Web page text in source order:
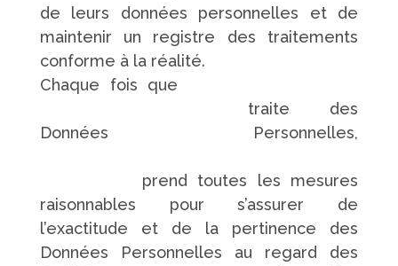
de leurs données personnelles et de
maintenir un registre des traitements
conforme à la réalité.
Chaque fois que
traite des
Données Personnelles,
prend toutes les mesures
raisonnables pour s’assurer de
l’exactitude et de la pertinence des
Données Personnelles au regard des